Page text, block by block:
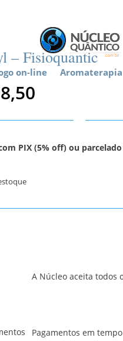
on-line Aromaterapia
– Fisioquantic
PIX (5% off) ou
A Núcleo aceita todos
Pagamentos em